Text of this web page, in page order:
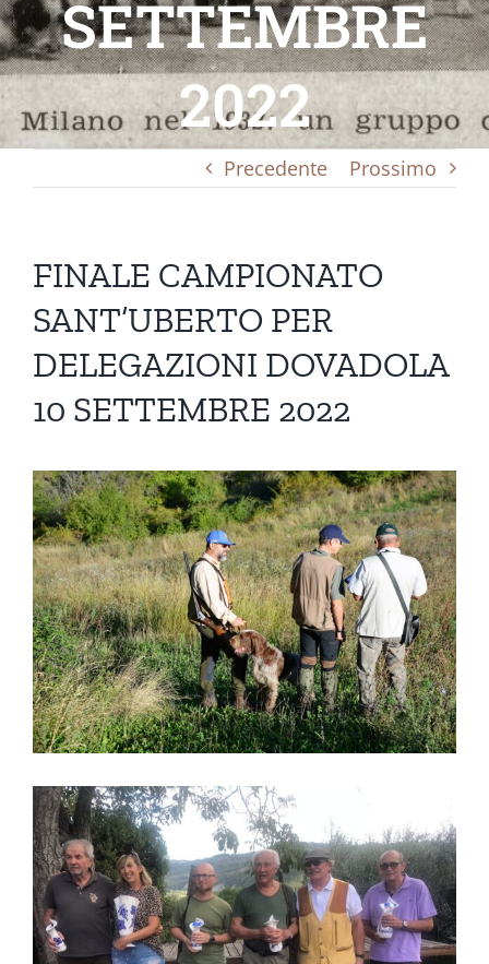
SETTEMBRE
2022
Precedente Prossimo
FINALE CAMPIONATO
SANT’UBERTO PER
DELEGAZIONI DOVADOLA
10 SETTEMBRE 2022
Ingrandisci
immagine